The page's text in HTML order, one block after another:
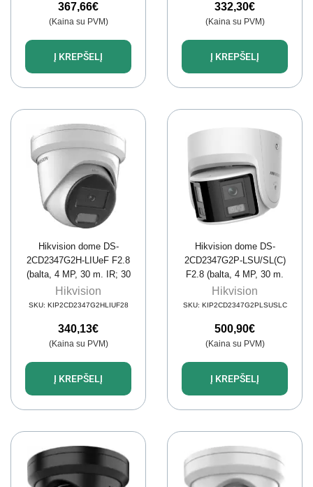
367,66€
(Kaina su PVM)
Į KREPŠELĮ
332,30€
(Kaina su PVM)
Į KREPŠELĮ
Hikvision dome DS-
2CD2347G2H-LIUeF F2.8
(balta, 4 MP, 30 m. IR; 30
LED, Hybrid Light)
Hikvision
SKU: KIP2CD2347G2HLIUF28
340,13€
(Kaina su PVM)
Į KREPŠELĮ
Hikvision dome DS-
2CD2347G2P-LSU/SL(C)
F2.8 (balta, 4 MP, 30 m.
LED; ColorVu,
panoraminė 180°)
Hikvision
SKU: KIP2CD2347G2PLSUSLC
500,90€
(Kaina su PVM)
Į KREPŠELĮ